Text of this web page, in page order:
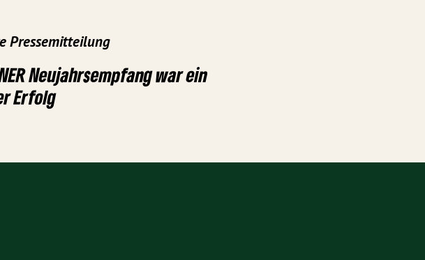
Pressemitteilung
Neujahrsempfang war ein
Erfolg